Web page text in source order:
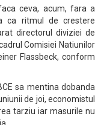
ceva, acum, fara a
ca ritmul de crestere
directorul diviziei de
Comisiei Natiunilor
Flassbeck, conform
sa mentina dobanda
de joi, economistul
tarziu iar masurile nu